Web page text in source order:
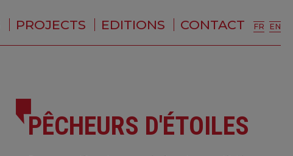
PROJECTS EDITIONS CONTACT FR EN
PÊCHEURS D'ÉTOILES